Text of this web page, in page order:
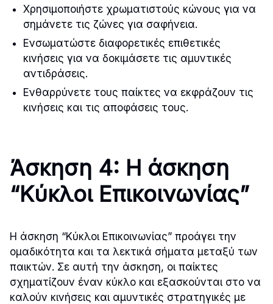
Χρησιμοποιήστε χρωματιστούς κώνους για να
σημάνετε τις ζώνες για σαφήνεια.
Ενσωματώστε διαφορετικές επιθετικές
κινήσεις για να δοκιμάσετε τις αμυντικές
αντιδράσεις.
Ενθαρρύνετε τους παίκτες να εκφράζουν τις
κινήσεις και τις αποφάσεις τους.
Άσκηση 4: Η άσκηση
“Κύκλοι Επικοινωνίας”
Η άσκηση “Κύκλοι Επικοινωνίας” προάγει την
ομαδικότητα και τα λεκτικά σήματα μεταξύ των
παικτών. Σε αυτή την άσκηση, οι παίκτες
σχηματίζουν έναν κύκλο και εξασκούνται στο να
καλούν κινήσεις και αμυντικές στρατηγικές με